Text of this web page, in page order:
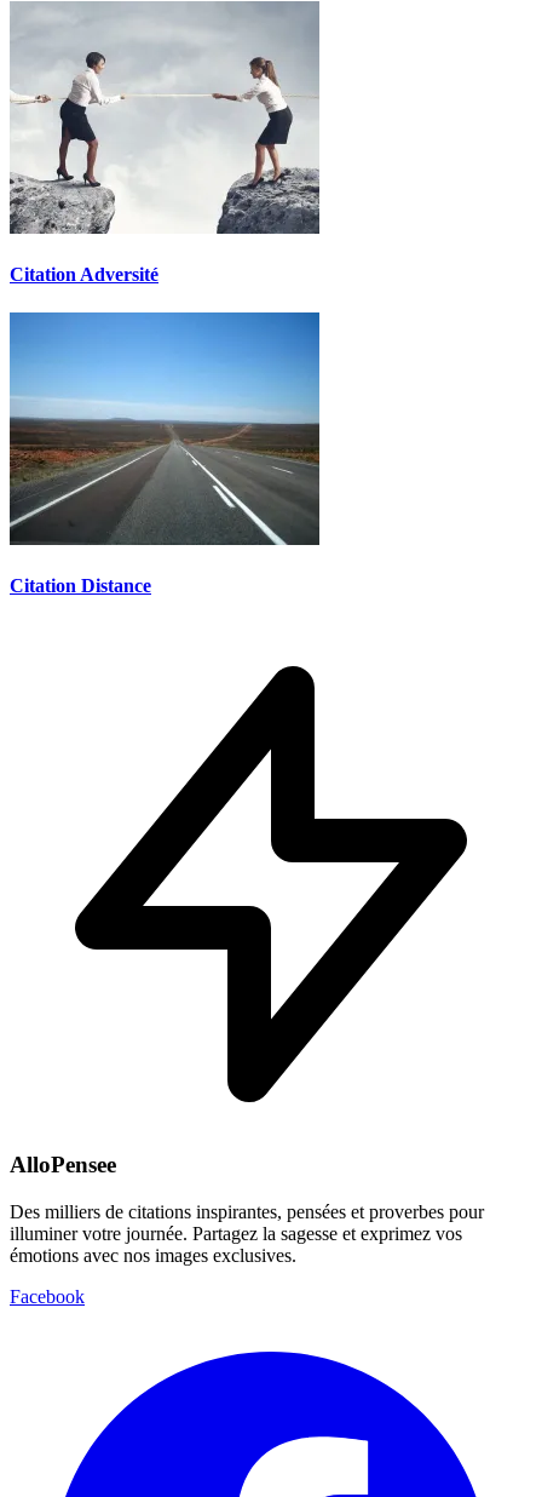
Citation Adversité
Citation Distance
AlloPensee
Des milliers de citations inspirantes, pensées et proverbes pour
illuminer votre journée. Partagez la sagesse et exprimez vos
émotions avec nos images exclusives.
Facebook